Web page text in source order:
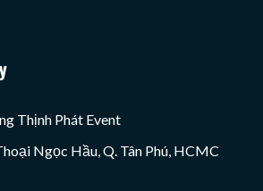
Thịnh Phát Event
Ngọc Hầu, Q. Tân Phú, HCMC